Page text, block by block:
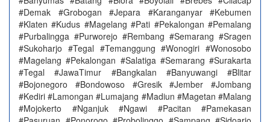
#Demak #Grobogan #Jepara #Karanganyar #Kebumen
#Klaten #Kudus #Magelang #Pati #Pekalongan #Pemalang
#Purbalingga #Purworejo #Rembang #Semarang #Sragen
#Sukoharjo #Tegal #Temanggung #Wonogiri #Wonosobo
#Magelang #Pekalongan #Salatiga #Semarang #Surakarta
#Tegal #JawaTimur #Bangkalan #Banyuwangi #Blitar
#Bojonegoro #Bondowoso #Gresik #Jember #Jombang
#Kediri #Lamongan #Lumajang #Madiun #Magetan #Malang
#Mojokerto #Nganjuk #Ngawi #Pacitan #Pamekasan